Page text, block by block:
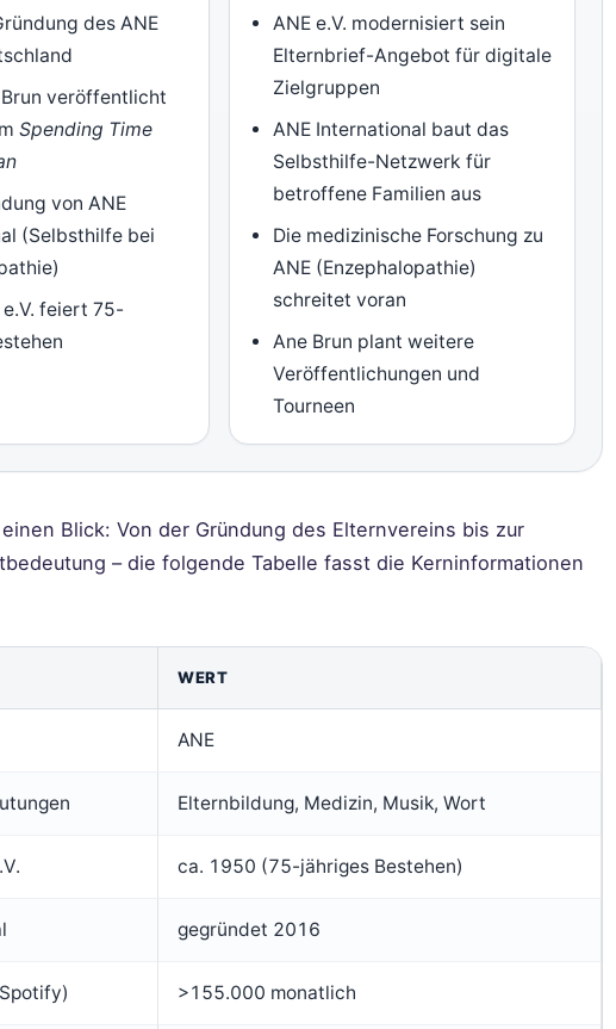
des ANE
veröffentlicht
Spending Time
von ANE
(Selbsthilfe bei
e.V. feiert 75-
ANE e.V. modernisiert sein
Elternbrief-Angebot für digitale
Zielgruppen
ANE International baut das
Selbsthilfe-Netzwerk für
betroffene Familien aus
Die medizinische Forschung zu
ANE (Enzephalopathie)
schreitet voran
Ane Brun plant weitere
Veröffentlichungen und
Tourneen
Blick: Von der Gründung des Elternvereins bis zur
– die folgende Tabelle fasst die Kerninformationen
WERT
ANE
Elternbildung, Medizin, Musik, Wort
ca. 1950 (75-jähriges Bestehen)
gegründet 2016
>155.000 monatlich